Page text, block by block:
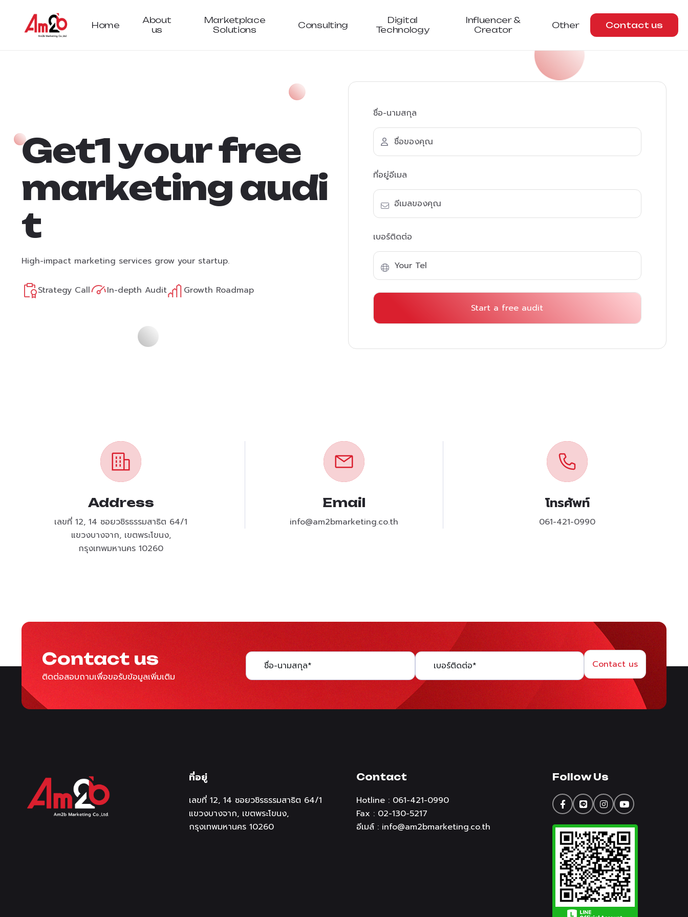
Home
About
us
Marketplace
Solutions
Consulting
Digital
Technology
Influencer &
Creator
Other Contact us
Get1yourfree
marketing audi
t
High-impact marketing services grow your startup.
Strategy Call In-depth Audit Growth Roadmap
ชื่อ-นามสกุล
ที่อยู่อีเมล
เบอร์ติดต่อ
Start a free audit
Address
เลขที่ 12, 14 ซอยวชิรธรรมสาธิต 64/1
แขวงบางจาก, เขตพระโขนง,
กรุงเทพมหานคร 10260
Email
info@am2bmarketing.co.th
โทรศัพท์
061-421-0990
Contact us
ติดต่อสอบถามเพื่อขอรับข้อมูลเพิ่มเติม
Contact us
ที่อยู่
เลขที่ 12, 14 ซอยวชิรธรรมสาธิต 64/1
แขวงบางจาก, เขตพระโขนง,
กรุงเทพมหานคร 10260
Contact
Hotline : 061-421-0990
Fax : 02-130-5217
อีเมล์ : info@am2bmarketing.co.th
Follow Us